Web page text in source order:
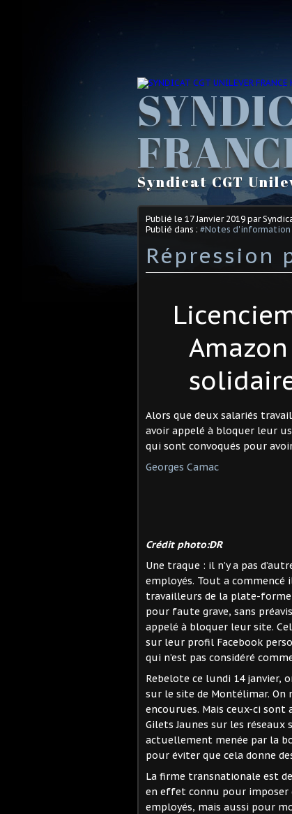
Syndicat CGT
Publié le 17 Janvier 2019 par
Publié dans : #Notes d'information
Répression
Alors que deux salariés
avoir appelé à bloquer leur
qui sont convoqués pour
Georges Camac
Crédit photo:DR
Une traque : il n’y a pas
employés. Tout a commencé
travailleurs de la plate-forme
pour faute grave, sans
appelé à bloquer leur site.
sur leur profil Facebook
qui n’est pas considéré
Rebelote ce lundi 14 janvier,
sur le site de Montélimar. On
encourues. Mais ceux-ci sont
Gilets Jaunes sur les réseaux
actuellement menée par la
pour éviter que cela donne
La firme transnationale est
en effet connu pour imposer
employés, mais aussi pour